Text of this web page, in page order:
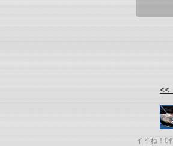
イイね！0